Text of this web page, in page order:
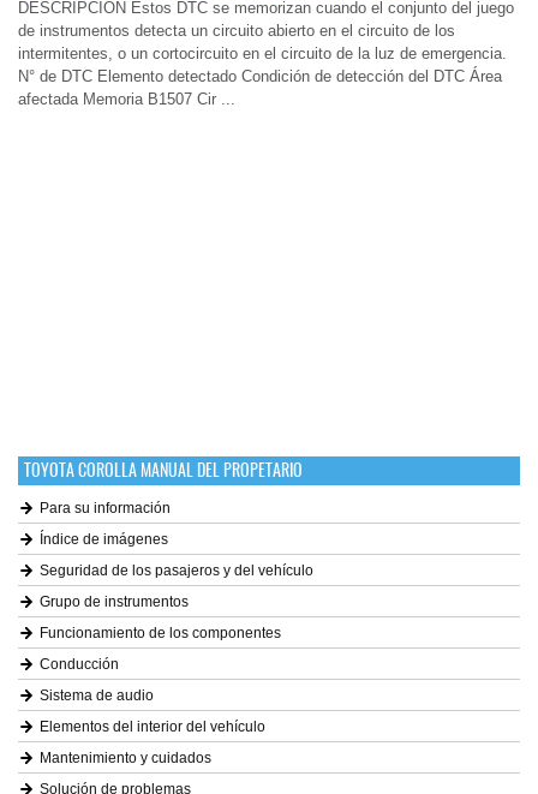
DESCRIPCIÓN Estos DTC se memorizan cuando el conjunto del juego
de instrumentos detecta un circuito abierto en el circuito de los
intermitentes, o un cortocircuito en el circuito de la luz de emergencia.
N° de DTC Elemento detectado Condición de detección del DTC Área
afectada Memoria B1507 Cir ...
TOYOTA COROLLA MANUAL DEL PROPETARIO
Para su información
Índice de imágenes
Seguridad de los pasajeros y del vehículo
Grupo de instrumentos
Funcionamiento de los componentes
Conducción
Sistema de audio
Elementos del interior del vehículo
Mantenimiento y cuidados
Solución de problemas